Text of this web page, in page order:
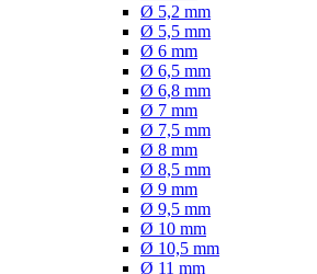
Ø 5,2 mm
Ø 5,5 mm
Ø 6 mm
Ø 6,5 mm
Ø 6,8 mm
Ø 7 mm
Ø 7,5 mm
Ø 8 mm
Ø 8,5 mm
Ø 9 mm
Ø 9,5 mm
Ø 10 mm
Ø 10,5 mm
Ø 11 mm